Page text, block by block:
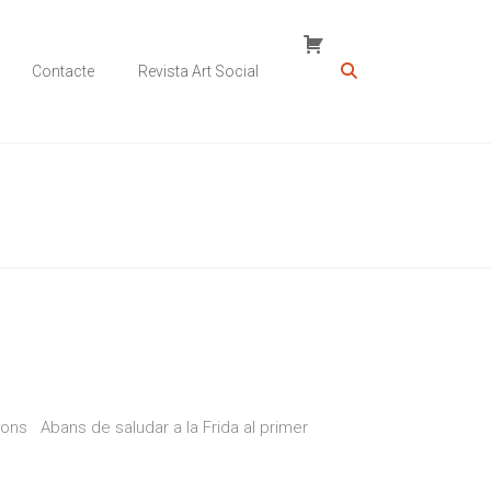
Contacte Revista Art Social
Abans de saludar a la Frida al primer